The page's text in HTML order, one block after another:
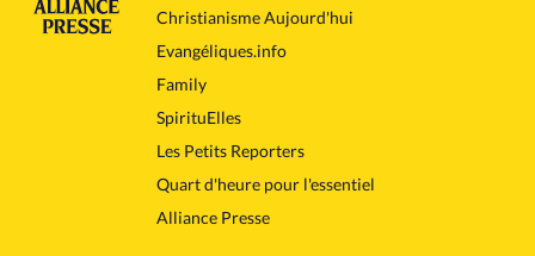
Christianisme Aujourd'hui
Evangéliques.info
Family
SpirituElles
Les Petits Reporters
Quart d'heure pour l'essentiel
Alliance Presse